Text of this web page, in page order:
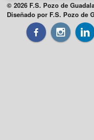
© 2026 F.S. Pozo de
Diseñado por F.S. Pozo de